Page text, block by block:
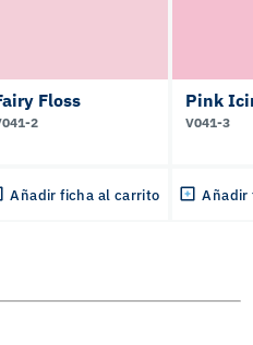
Floss
2
Añadir ficha al carrito
Pink
V041-3
Añadir